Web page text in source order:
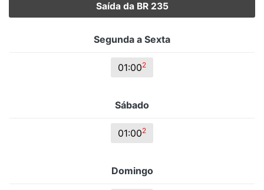
Saída da BR 235
Segunda a Sexta
01:002
Sábado
01:002
Domingo